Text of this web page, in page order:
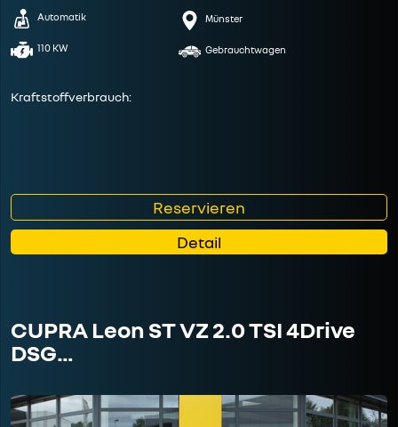
Automatik
110 KW
Münster
Gebrauchtwagen
Kraftstoffverbrauch:
Reservieren
Detail
CUPRA Leon ST VZ 2.0 TSI 4Drive
DSG…